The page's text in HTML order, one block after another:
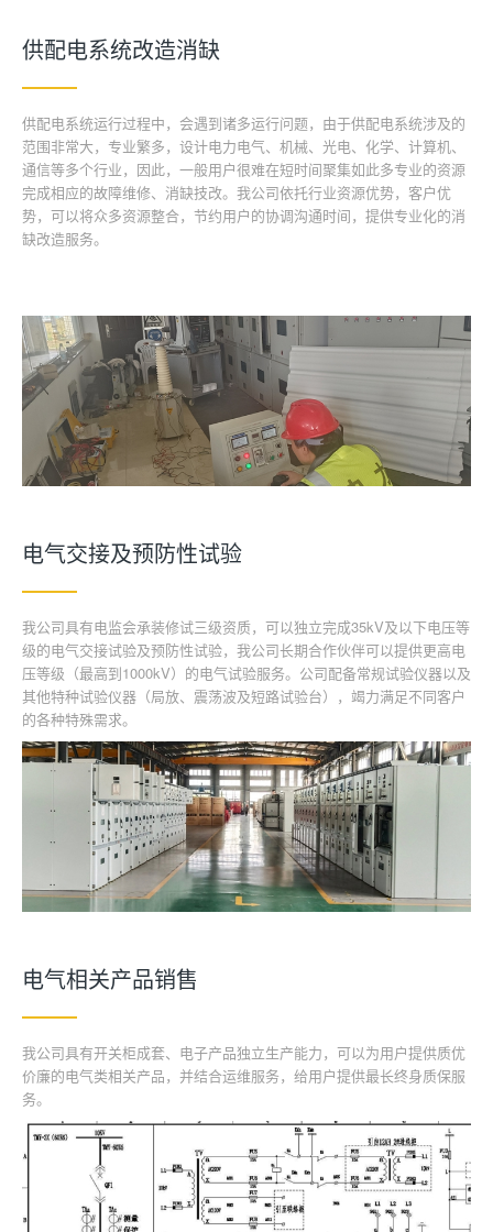
供配电系统改造消缺
供配电系统运行过程中，会遇到诸多运行问题，由于供配电系统涉及的
范围非常大，专业繁多，设计电力电气、机械、光电、化学、计算机、
通信等多个行业，因此，一般用户很难在短时间聚集如此多专业的资源
完成相应的故障维修、消缺技改。我公司依托行业资源优势，客户优
势，可以将众多资源整合，节约用户的协调沟通时间，提供专业化的消
缺改造服务。
电气交接及预防性试验
我公司具有电监会承装修试三级资质，可以独立完成35kV及以下电压等
级的电气交接试验及预防性试验，我公司长期合作伙伴可以提供更高电
压等级（最高到1000kV）的电气试验服务。公司配备常规试验仪器以及
其他特种试验仪器（局放、震荡波及短路试验台），竭力满足不同客户
的各种特殊需求。
电气相关产品销售
我公司具有开关柜成套、电子产品独立生产能力，可以为用户提供质优
价廉的电气类相关产品，并结合运维服务，给用户提供最长终身质保服
务。